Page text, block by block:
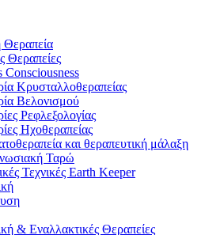
Θεραπεία
Θεραπείες
Consciousness
Κρυσταλλοθεραπείας
Βελονισμού
Ρεφλεξολογίας
Ηχοθεραπείας
και θεραπευτική μάλαξη
Ταρώ
Τεχνικές Earth Keeper
& Εναλλακτικές Θεραπείες